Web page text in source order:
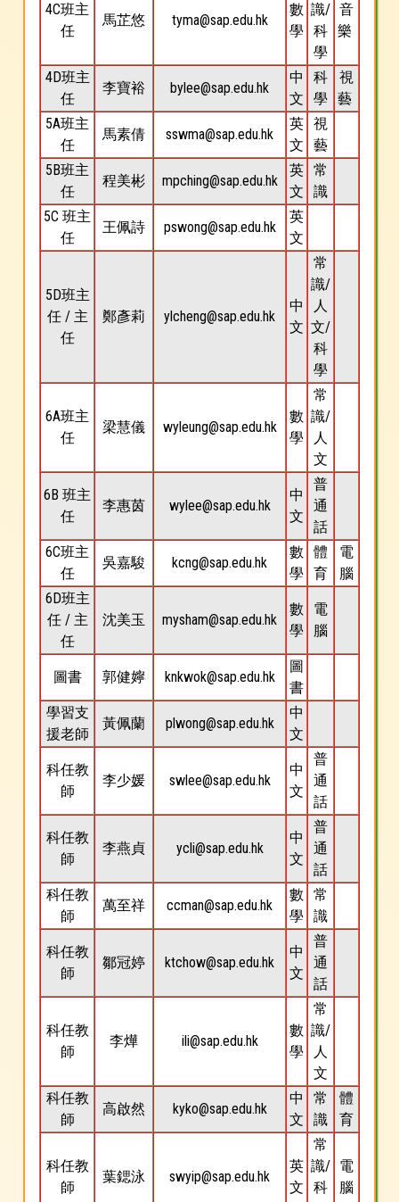
4C班主
任
馬芷悠 tyma@sap.edu.hk
數
學
識/
科
學
音
樂
4D班主
任
李寶裕 bylee@sap.edu.hk
中
文
科
學
視
藝
5A班主
任
馬素倩 sswma@sap.edu.hk
英
文
視
藝
5B班主
任
程美彬 mpching@sap.edu.hk
英
文
常
識
5C 班主
任
王佩詩 pswong@sap.edu.hk
英
文
5D班主
任 / 主
任
鄭彥莉 ylcheng@sap.edu.hk
中
文
常
識/
人
文/
科
學
6A班主
任
梁慧儀 wyleung@sap.edu.hk
數
學
常
識/
人
文
6B 班主
任
李惠茵 wylee@sap.edu.hk
中
文
普
通
話
6C班主
任
吳嘉駿 kcng@sap.edu.hk
數
學
體
育
電
腦
6D班主
任 / 主
任
沈美玉 mysham@sap.edu.hk
數
學
電
腦
圖書 郭健嬣 knkwok@sap.edu.hk
圖
書
學習支
援老師
黃佩蘭 plwong@sap.edu.hk
中
文
科任教
師
李少媛 swlee@sap.edu.hk
中
文
普
通
話
科任教
師
李燕貞 ycli@sap.edu.hk
中
文
普
通
話
科任教
師
萬至祥 ccman@sap.edu.hk
數
學
常
識
科任教
師
鄒冠婷 ktchow@sap.edu.hk
中
文
普
通
話
科任教
師
李燁 ili@sap.edu.hk
數
學
常
識/
人
文
科任教
師
高啟然 kyko@sap.edu.hk
中
文
常
識
體
育
科任教
師
葉鍶泳 swyip@sap.edu.hk
英
文
常
識/
科
電
腦